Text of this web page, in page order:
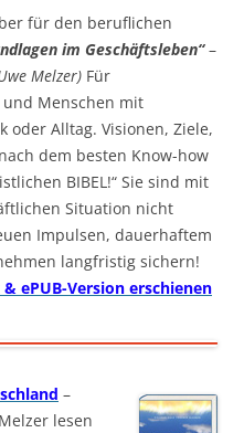
für den beruflichen
im Geschäftsleben“–
Melzer) Für
Menschen mit
oder Alltag. Visionen, Ziele,
dem besten Know-how
BIBEL!“ Sie sind mit
Situation nicht
Impulsen, dauerhaftem
langfristig sichern!
ePUB-Version erschienen
–
lesen